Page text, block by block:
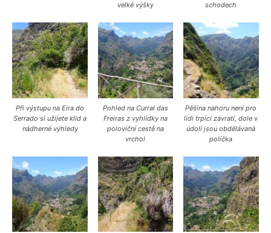
velké výšky
schodech
Při výstupu na Eira do
Serrado si užijete klid a
nádherné výhledy
Pohled na Curral das
Freiras z vyhlídky na
poloviční cestě na
vrchol
Pěšina nahoru není pro
lidi trpící závratí, dole v
údolí jsou obdělávaná
políčka